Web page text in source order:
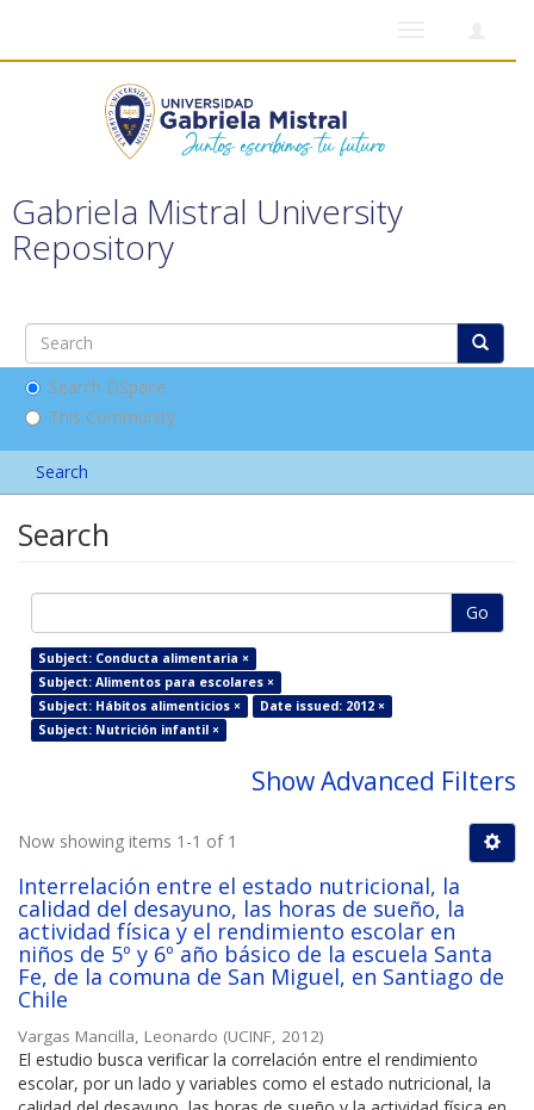
Gabriela Mistral University
Repository
Search DSpace
This Community
Search
Search
Go
Subject: Conducta alimentaria ×
Subject: Alimentos para escolares ×
Subject: Hábitos alimenticios ×
Date issued: 2012 ×
Subject: Nutrición infantil ×
Show Advanced Filters
Now showing items 1-1 of 1
Interrelación entre el estado nutricional, la
calidad del desayuno, las horas de sueño, la
actividad física y el rendimiento escolar en
niños de 5º y 6º año básico de la escuela Santa
Fe, de la comuna de San Miguel, en Santiago de
Chile
Vargas Mancilla, Leonardo (UCINF, 2012)
El estudio busca verificar la correlación entre el rendimiento
escolar, por un lado y variables como el estado nutricional, la